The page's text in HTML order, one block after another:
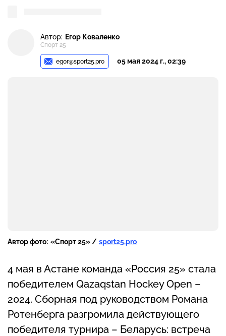
Автор: Егор Коваленко
Спорт 25
egor@sport25.pro 05 мая 2024 г., 02:39
Автор фото: «Спорт 25» / sport25.pro
4 мая в Астане команда «Россия 25» стала
победителем Qazaqstan Hockey Open –
2024. Сборная под руководством Романа
Ротенберга разгромила действующего
победителя турнира – Беларусь: встреча